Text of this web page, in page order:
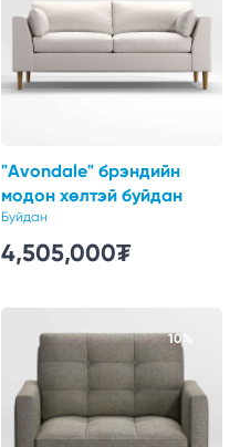
"Avondale" брэндийн
модон хөлтэй буйдан
Буйдан
4,505,000₮
10%